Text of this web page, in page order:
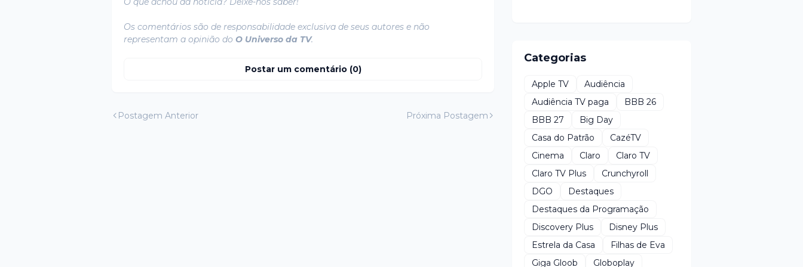
Os comentários são de responsabilidade exclusiva de seus autores e não
representam a opinião do O Universo da TV.
Postar um comentário (0)
Postagem Anterior Próxima Postagem
Categorias
Apple TV
Audiência
Audiência TV paga
BBB 26
BBB 27
Big Day
Casa do Patrão
CazéTV
Cinema
Claro
Claro TV
Claro TV Plus
Crunchyroll
DGO
Destaques
Destaques da Programação
Discovery Plus
Disney Plus
Estrela da Casa
Filhas de Eva
Giga Gloob
Globoplay